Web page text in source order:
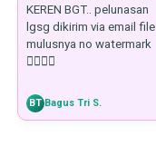
KEREN BGT.. pelunasan
lgsg dikirim via email file
mulusnya no watermark
👍🏼👍🏼
BT Bagus Tri S.